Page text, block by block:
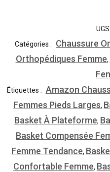
UGS
Catégories :
Chaussure
Orthopédiques Femme,
Étiquettes : Amazon
Femmes Pieds Larges,
Basket À Plateforme,
Basket Compensée
Femme Tendance,
Confortable Femme,